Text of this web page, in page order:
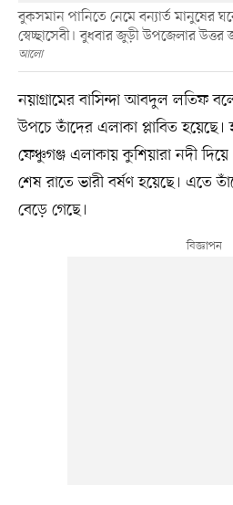
বুকসমান পানিতে নেমে বন্যার্ত মানুষের
স্বেচ্ছাসেবী। বুধবার জুড়ী উপজেলার উত্তর
আলো
নয়াগ্রামের বাসিন্দা আবদুল লতিফ
উপচে তাঁদের এলাকা প্লাবিত হয়েছে।
ফেঞ্চুগঞ্জ এলাকায় কুশিয়ারা নদী
শেষ রাতে ভারী বর্ষণ হয়েছে। এতে
বেড়ে গেছে।